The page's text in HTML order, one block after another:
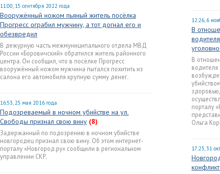
11:00, 15 сентября 2022 года
Вооружённый ножом пьяный житель посёлка
Прогресс ограбил мужчину, а тот догнал его и
обезвредил
В дежурную часть межмуниципального отдела МВД
России «Боровичский» обратился житель районного
центра. Он сообщил, что в посёлке Прогресс
вооружённый ножом мужчина пытался похитить из
салона его автомобиля крупную сумму денег.
16:53, 25 мая 2016 года
Подозреваемый в ночном убийстве на ул.
Свободы признал свою вину (8)
Задержанный по подозрению в ночном убийстве
новгородец признал свою вину. Об этом интернет-
порталу «Новгород.ру» сообщили в региональном
управлении СКР.
12:26, 6
В
В
порталу
Ольга
17:23, 31